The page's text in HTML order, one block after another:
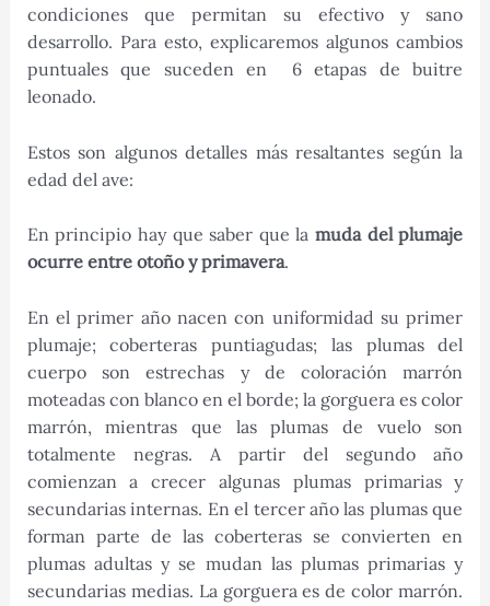
condiciones que permitan su efectivo y sano
desarrollo. Para esto, explicaremos algunos cambios
puntuales que suceden en 6 etapas de buitre
leonado.
Estos son algunos detalles más resaltantes según la
edad del ave:
En principio hay que saber que lamuda del plumaje
ocurre entre otoño y primavera.
En el primer año nacen con uniformidad su primer
plumaje; coberteras puntiagudas; las plumas del
cuerpo son estrechas y de coloración marrón
moteadas con blanco en el borde; la gorguera es color
marrón, mientras que las plumas de vuelo son
totalmente negras. A partir del segundo año
comienzan a crecer algunas plumas primarias y
secundarias internas. En el tercer año las plumas que
forman parte de las coberteras se convierten en
plumas adultas y se mudan las plumas primarias y
secundarias medias. La gorguera es de color marrón.